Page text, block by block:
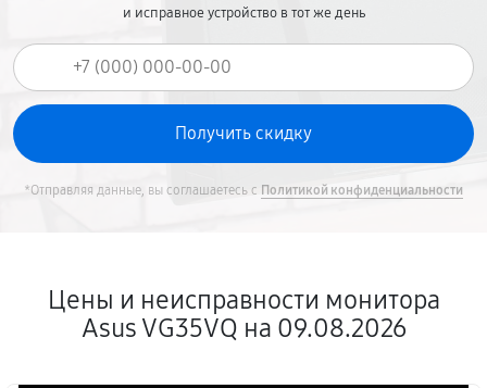
и исправное устройство в тот же день
*Отправляя данные, вы соглашаетесь с Политикой конфиденциальности
Цены и неисправности монитора
Asus VG35VQ на 09.08.2026